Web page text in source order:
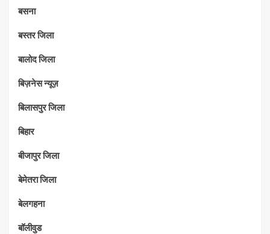
बसना
बस्तर जिला
बालोद जिला
बिज़नेस न्यूज़
बिलासपुर जिला
बिहार
बीजापुर जिला
बेमेतरा जिला
बेलगहना
बॉलीवुड